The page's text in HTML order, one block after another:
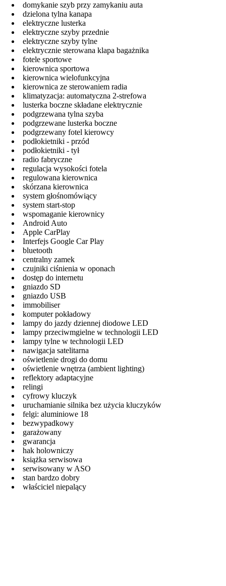
domykanie szyb przy zamykaniu auta
dzielona tylna kanapa
elektryczne lusterka
elektryczne szyby przednie
elektryczne szyby tylne
elektrycznie sterowana klapa bagażnika
fotele sportowe
kierownica sportowa
kierownica wielofunkcyjna
kierownica ze sterowaniem radia
klimatyzacja: automatyczna 2-strefowa
lusterka boczne składane elektrycznie
podgrzewana tylna szyba
podgrzewane lusterka boczne
podgrzewany fotel kierowcy
podłokietniki - przód
podłokietniki - tył
radio fabryczne
regulacja wysokości fotela
regulowana kierownica
skórzana kierownica
system głośnomówiący
system start-stop
wspomaganie kierownicy
Android Auto
Apple CarPlay
Interfejs Google Car Play
bluetooth
centralny zamek
czujniki ciśnienia w oponach
dostęp do internetu
gniazdo SD
gniazdo USB
immobiliser
komputer pokładowy
lampy do jazdy dziennej diodowe LED
lampy przeciwmgielne w technologii LED
lampy tylne w technologii LED
nawigacja satelitarna
oświetlenie drogi do domu
oświetlenie wnętrza (ambient lighting)
reflektory adaptacyjne
relingi
cyfrowy kluczyk
uruchamianie silnika bez użycia kluczyków
felgi: aluminiowe 18
bezwypadkowy
garażowany
gwarancja
hak holowniczy
książka serwisowa
serwisowany w ASO
stan bardzo dobry
właściciel niepalący